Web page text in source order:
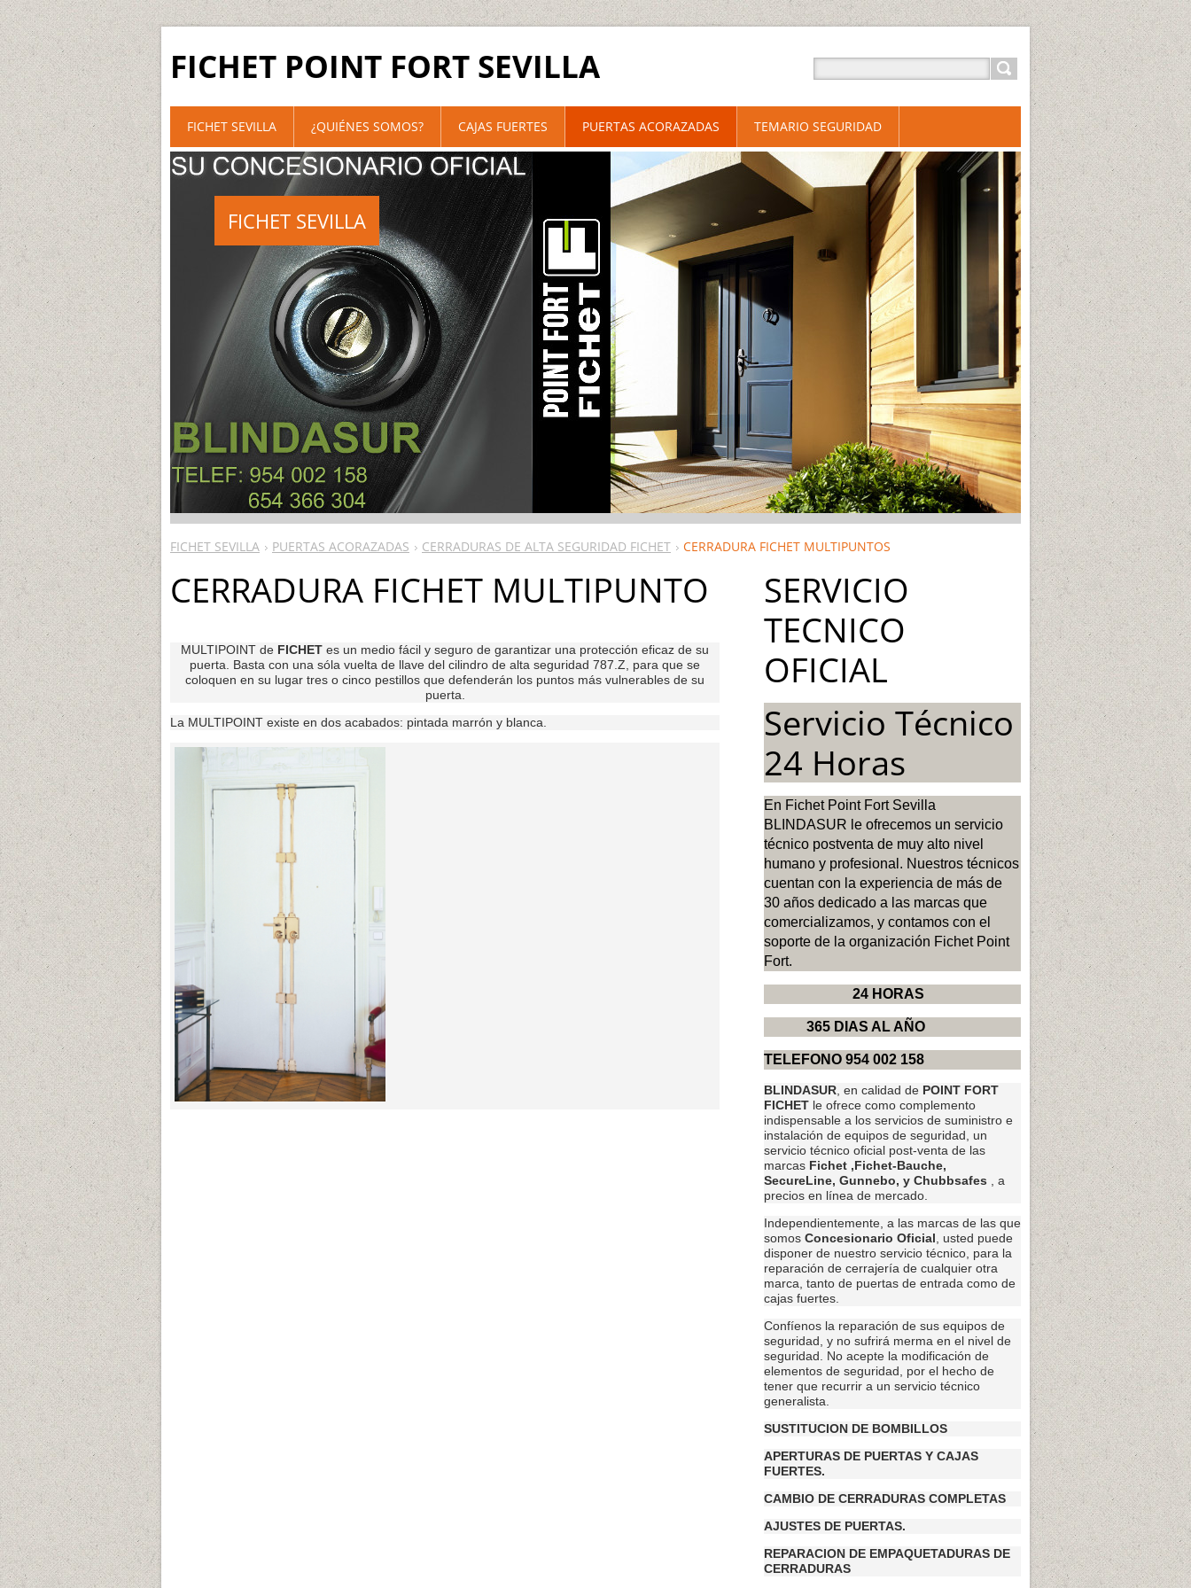
FICHET POINT FORT SEVILLA
FICHET SEVILLA
FICHET SEVILLA PUERTAS ACORAZADAS CERRADURAS DE ALTA SEGURIDAD FICHET CERRADURA FICHET MULTIPUNTOS
CERRADURA FICHET MULTIPUNTO
MULTIPOINT de FICHET es un medio fácil y seguro de garantizar una protección eficaz de su
puerta. Basta con una sóla vuelta de llave del cilindro de alta seguridad 787.Z, para que se
coloquen en su lugar tres o cinco pestillos que defenderán los puntos más vulnerables de su
puerta.
La MULTIPOINT existe en dos acabados: pintada marrón y blanca.
SERVICIO
TECNICO
OFICIAL
Servicio Técnico
24 Horas
En Fichet Point Fort Sevilla
BLINDASUR le ofrecemos un servicio
técnico postventa de muy alto nivel
humano y profesional. Nuestros técnicos
cuentan con la experiencia de más de
30 años dedicado a las marcas que
comercializamos, y contamos con el
soporte de la organización Fichet Point
Fort.
24 HORAS
365 DIAS AL AÑO
TELEFONO 954 002 158
BLINDASUR , en calidad de POINT FORT
FICHET le ofrece como complemento
indispensable a los servicios de suministro e
instalación de equipos de seguridad, un
servicio técnico oficial post-venta de las
marcas Fichet ,Fichet-Bauche,
SecureLine, Gunnebo, y Chubbsafes , a
precios en línea de mercado.
Independientemente, a las marcas de las que
somos Concesionario Oficial , usted puede
disponer de nuestro servicio técnico, para la
reparación de cerrajería de cualquier otra
marca, tanto de puertas de entrada como de
cajas fuertes.
Confíenos la reparación de sus equipos de
seguridad, y no sufrirá merma en el nivel de
seguridad. No acepte la modificación de
elementos de seguridad, por el hecho de
tener que recurrir a un servicio técnico
generalista.
SUSTITUCION DE BOMBILLOS
APERTURAS DE PUERTAS Y CAJAS
FUERTES.
CAMBIO DE CERRADURAS COMPLETAS
AJUSTES DE PUERTAS.
REPARACION DE EMPAQUETADURAS DE
CERRADURAS
FICHET SEVILLA ¿QUIÉNES SOMOS? CAJAS FUERTES PUERTAS ACORAZADAS TEMARIO SEGURIDAD